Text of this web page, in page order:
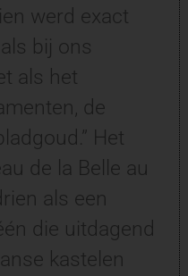
werd exact
bij ons
als het
de
Het
de la Belle au
als een
die uitdagend
kastelen